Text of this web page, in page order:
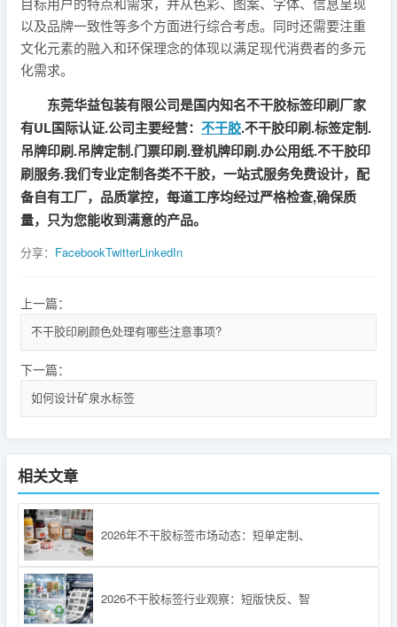
以及品牌一致性等多个方面进行综合考虑。同时还需要注重
文化元素的融入和环保理念的体现以满足现代消费者的多元
化需求。
东莞华益包装有限公司是国内知名不干胶标签印刷厂家
有UL国际认证.公司主要经营： 不干胶.不干胶印刷.标签定制.
吊牌印刷.吊牌定制.门票印刷.登机牌印刷.办公用纸.不干胶印
刷服务.我们专业定制各类不干胶，一站式服务免费设计，配
备自有工厂，品质掌控，每道工序均经过严格检查,确保质
量，只为您能收到满意的产品。
分享： FacebookTwitterLinkedIn
上一篇：
不干胶印刷颜色处理有哪些注意事项?
下一篇：
如何设计矿泉水标签
相关文章
2026年不干胶标签市场动态：短单定制、
2026不干胶标签行业观察：短版快反、智